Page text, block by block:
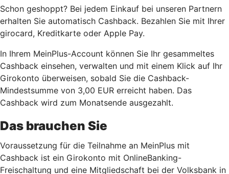
Schon geshoppt? Bei jedem Einkauf bei unseren Partnern
erhalten Sie automatisch Cashback. Bezahlen Sie mit Ihrer
girocard, Kreditkarte oder Apple Pay.
In Ihrem MeinPlus-Account können Sie Ihr gesammeltes
Cashback einsehen, verwalten und mit einem Klick auf Ihr
Girokonto überweisen, sobald Sie die Cashback-
Mindestsumme von 3,00 EUR erreicht haben. Das
Cashback wird zum Monatsende ausgezahlt.
Das brauchen Sie
Voraussetzung für die Teilnahme an MeinPlus mit
Cashback ist ein Girokonto mit OnlineBanking-
Freischaltung und eine Mitgliedschaft bei der Volksbank in